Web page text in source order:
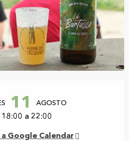
11 AGOSTO
18:00 a 22:00
Google Calendar